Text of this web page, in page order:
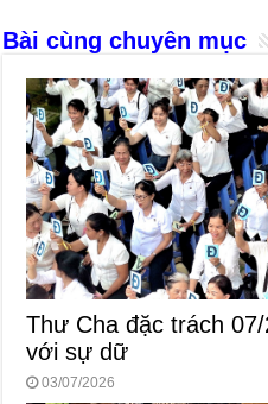
k
Bài cùng chuyên mục
Thư Cha đặc trách
với sự dữ
03/07/2026